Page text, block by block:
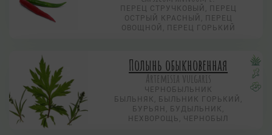
ПЕРЕЦ СТРУЧКОВЫЙ, ПЕРЕЦ
ОСТРЫЙ КРАСНЫЙ, ПЕРЕЦ
ОВОЩНОЙ, ПЕРЕЦ ГОРЬКИЙ
Полынь обыкновенная
Artemisia vulgaris
ЧЕРНОБЫЛЬНИК
БЫЛЬНЯК, БЫЛЬНИК ГОРЬКИЙ,
БУРЬЯН, БУДЫЛЬНИК,
НЕХВОРОЩЬ, ЧЕРНОБЫЛ